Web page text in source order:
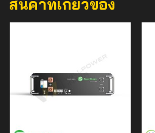
สินค้าที่เกี่ยวข้อง